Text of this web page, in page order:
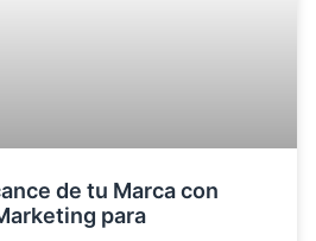
de tu Marca con
para